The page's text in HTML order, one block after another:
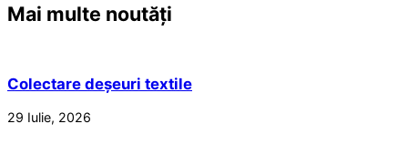
Mai multe noutăți
Colectare deșeuri textile
29 Iulie, 2026